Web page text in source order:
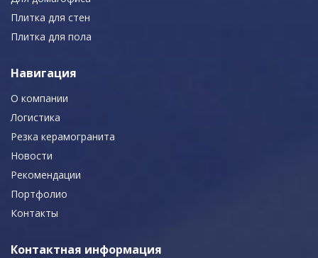
Плитка для стен
Плитка для пола
Навигация
О компании
Логистика
Резка керамогранита
Новости
Рекомендации
Портфолио
Контакты
Контактная информация